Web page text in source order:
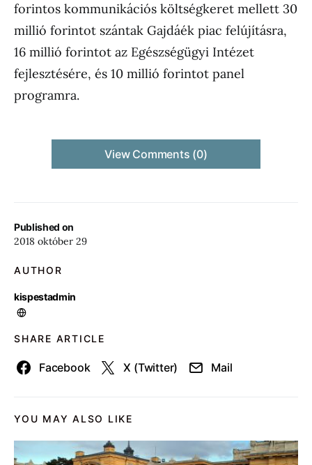
Published on
2018 október 29
AUTHOR
kispestadmin
SHARE ARTICLE
Facebook X (Twitter) Mail
forintos kommunikációs költségkeret mellett 30
millió forintot szántak Gajdáék piac felújításra,
16 millió forintot az Egészségügyi Intézet
fejlesztésére, és 10 millió forintot panel
programra.
View Comments (0)
YOU MAY ALSO LIKE